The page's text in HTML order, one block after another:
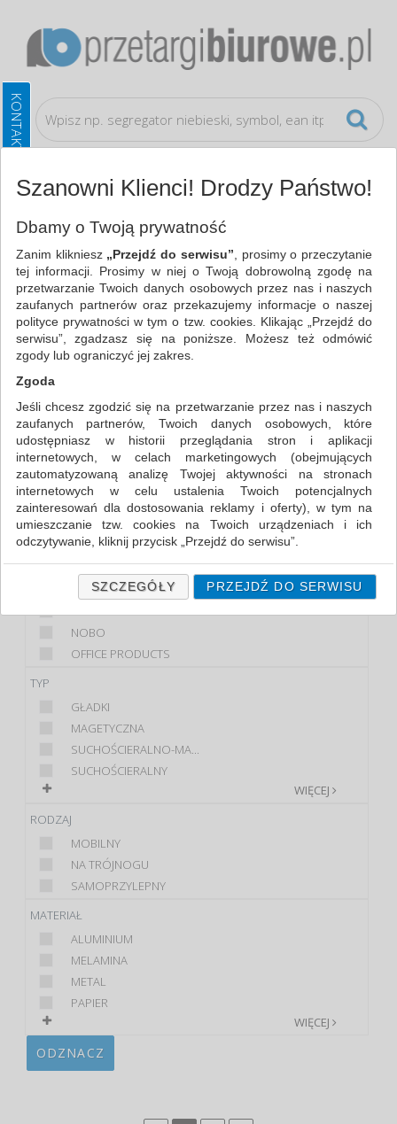
Prezentacja Flipcharty
WSZYSTKIE KATEGORIE
NAJCHĘTNIEJ WYBIERANE
PREZENTACJA
FLIPCHARTY (17)
FILTRY WIĘCEJ
KLASA
EKONOMICZNY
PREMIUM
STANDARD
MARKA
BI-OFFICE
FRANKEN
NOBO
OFFICE PRODUCTS
TYP
GŁADKI
MAGETYCZNA
SUCHOŚCIERALNO-MA...
SUCHOŚCIERALNY
WIĘCEJ
RODZAJ
MOBILNY
NA TRÓJNOGU
SAMOPRZYLEPNY
MATERIAŁ
ALUMINIUM
MELAMINA
METAL
PAPIER
WIĘCEJ
ODZNACZ
Szanowni Klienci! Drodzy Państwo!
Dbamy o Twoją prywatność
Zanim klikniesz „Przejdź do serwisu” , prosimy o przeczytanie
tej informacji. Prosimy w niej o Twoją dobrowolną zgodę na
przetwarzanie Twoich danych osobowych przez nas i naszych
zaufanych partnerów oraz przekazujemy informacje o naszej
polityce prywatności w tym o tzw. cookies. Klikając „Przejdź do
serwisu”, zgadzasz się na poniższe. Możesz też odmówić
zgody lub ograniczyć jej zakres.
Zgoda
Jeśli chcesz zgodzić się na przetwarzanie przez nas i naszych
zaufanych partnerów, Twoich danych osobowych, które
udostępniasz w historii przeglądania stron i aplikacji
internetowych, w celach marketingowych (obejmujących
zautomatyzowaną analizę Twojej aktywności na stronach
internetowych w celu ustalenia Twoich potencjalnych
zainteresowań dla dostosowania reklamy i oferty), w tym na
umieszczanie tzw. cookies na Twoich urządzeniach i ich
odczytywanie, kliknij przycisk „Przejdź do serwisu”.
Jeśli nie chcesz wyrazić zgody lub ograniczyć jej zakres, kliknij
„Szczegóły”, gdzie znajdziesz wszelkie informacje o tym jak to
zrobić . Te same informacje znajdziesz także na podstronie z
naszą polityką prywatności obowiązującą od 25 maja 2018.
wcześniejsza zgoda której udzieliliście podczas zakładania
konta. Każda Państwa zgoda jest dobrowolna i można ją w
Klauzula Informacyjna (rozwiń)
Lista Zaufanych Partnerów (rozwiń)
SZCZEGÓŁY PRZEJDŹ DO SERWISU